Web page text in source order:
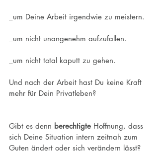
_um Deine Arbeit irgendwie zu meistern.
_um nicht unangenehm aufzufallen.
_um nicht total kaputt zu gehen.
Und nach der Arbeit hast Du keine Kraft
mehr für Dein Privatleben?
Gibt es denn berechtigte Hoffnung, dass
sich Deine Situation intern zeitnah zum
Guten ändert oder sich verändern lässt?